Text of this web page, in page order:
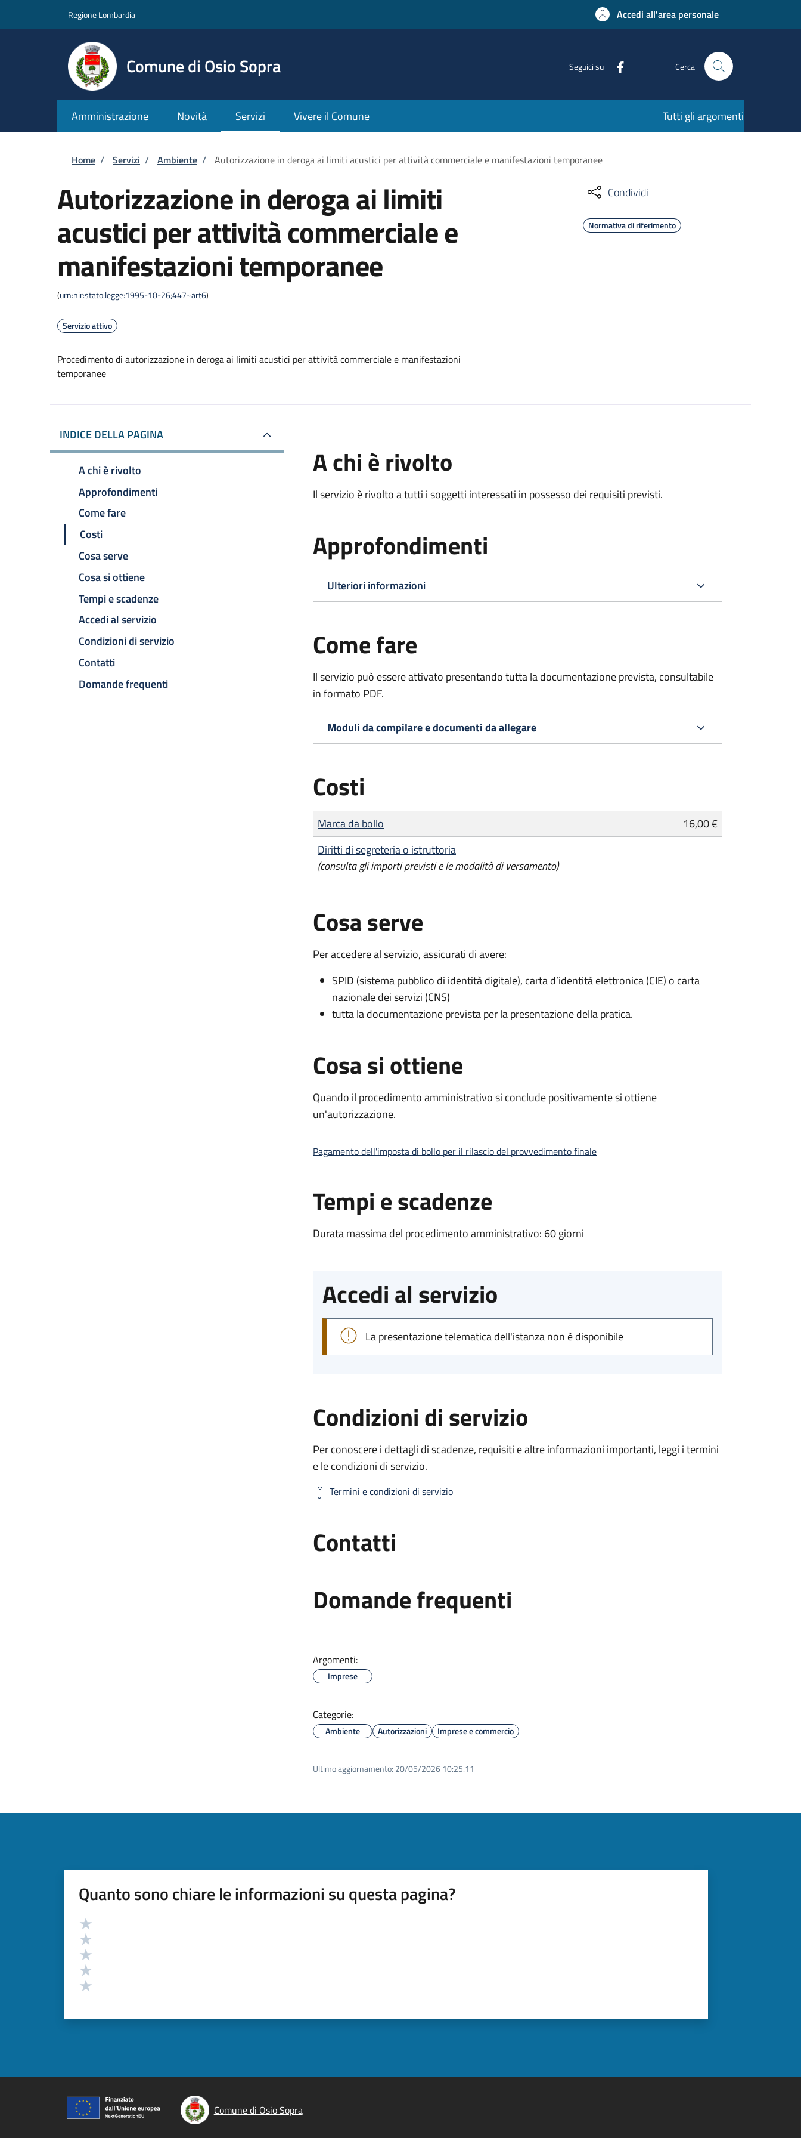
Regione Lombardia Accedi all'area personale
Comune di Osio Sopra Seguici su Cerca
Amministrazione Novità Servizi Vivere il Comune Tutti gli argomenti
Briciole di pane
Home / Servizi / Ambiente / Autorizzazione in deroga ai limiti acustici per attività commerciale e manifestazioni temporanee
Autorizzazione in deroga ai limiti
acustici per attività commerciale e
manifestazioni temporanee
(urn:nir:stato:legge:1995-10-26;447~art6)
Servizio attivo
Procedimento di autorizzazione in deroga ai limiti acustici per attività commerciale e manifestazioni
temporanee
Condividi
Normativa di riferimento
INDICE DELLA PAGINA
A chi è rivolto
Approfondimenti
Come fare
Costi
Cosa serve
Cosa si ottiene
Tempi e scadenze
Accedi al servizio
Condizioni di servizio
Contatti
Domande frequenti
A chi è rivolto
Il servizio è rivolto a tutti i soggetti interessati in possesso dei requisiti previsti.
Approfondimenti
Ulteriori informazioni
Come fare
Il servizio può essere attivato presentando tutta la documentazione prevista, consultabile
in formato PDF.
Moduli da compilare e documenti da allegare
Costi
Tipo di pagamento
Importo
Marca da bollo
16,00 €
Diritti di segreteria o istruttoria
(consulta gli importi previsti e le modalità di versamento)
Cosa serve
Per accedere al servizio, assicurati di avere:
SPID (sistema pubblico di identità digitale), carta d’identità elettronica (CIE) o carta
nazionale dei servizi (CNS)
tutta la documentazione prevista per la presentazione della pratica.
Cosa si ottiene
Quando il procedimento amministrativo si conclude positivamente si ottiene
un'autorizzazione.
Pagamento dell'imposta di bollo per il rilascio del provvedimento finale
Tempi e scadenze
Durata massima del procedimento amministrativo: 60 giorni
Accedi al servizio
La presentazione telematica dell'istanza non è disponibile
Condizioni di servizio
Per conoscere i dettagli di scadenze, requisiti e altre informazioni importanti, leggi i termini
e le condizioni di servizio.
Termini e condizioni di servizio
Contatti
Domande frequenti
Argomenti:
Imprese
Categorie:
Ambiente Autorizzazioni Imprese e commercio
Ultimo aggiornamento: 20/05/2026 10:25.11
Quanto sono chiare le informazioni su questa pagina?
Valutazione
Comune di Osio Sopra